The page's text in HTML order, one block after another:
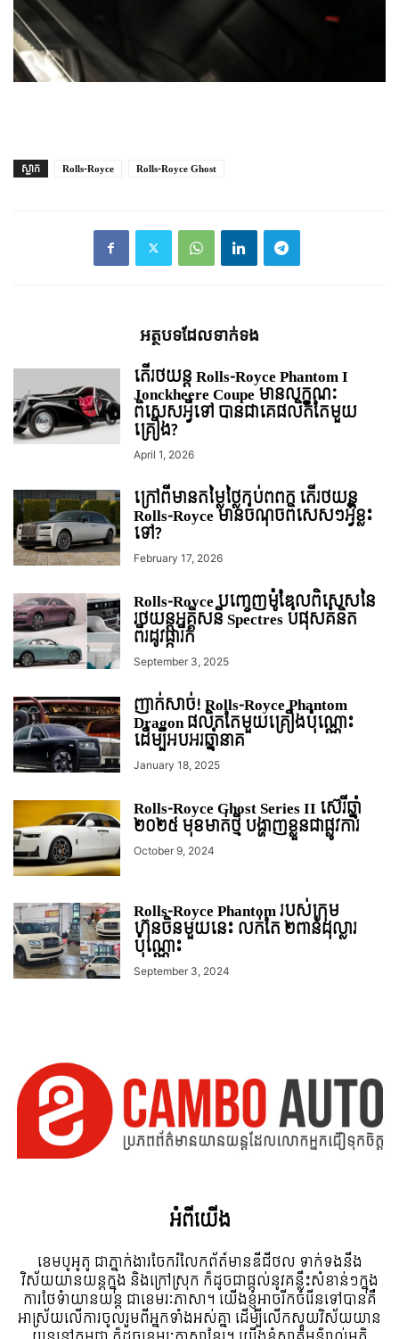
ស្លាក Rolls-Royce Rolls-Royce Ghost
អត្ថបទ​ដែល​ទាក់ទង
តើរថយន្ត Rolls-Royce Phantom I
Jonckheere Coupe មានលក្ខណៈ
ពិសេសអ្វីទៅ បានជាគេផលិតតែមួយ
គ្រឿង?
April 1, 2026
ក្រៅពីមានតម្លៃថ្លៃកប់ពពក តើរថយន្ត
Rolls-Royce មានចំណុចពិសេសៗអ្វីខ្លះ
ទៅ?
February 17, 2026
Rolls-Royce បញ្ចេញម៉ូឌែលពិសេសនៃ
រថយន្តអគ្គិសនី Spectres បំផុសគំនិត
ពីរដូវផ្ការីក
September 3, 2025
ញាក់សាច់! Rolls-Royce Phantom
Dragon ផលិតតែមួយគ្រឿងប៉ុណ្ណោះ
ដើម្បីអបអរឆ្នាំនាគ
January 18, 2025
Rolls-Royce Ghost Series II ស៊េរីឆ្នាំ
២០២៥ មុខមាត់ថ្មី បង្ហាញខ្លួនជាផ្លូវការ
October 9, 2024
Rolls-Royce Phantom របស់ក្រុម
ហ៊ុនចិនមួយនេះ លក់តែ ២ពាន់ដុល្លារ
ប៉ុណ្ណោះ
September 3, 2024
អំពី​យើង
ខេមបូអូតូ ជាភ្នាក់ងារចែករំលែកព័ត៍មានឌីជីថល ទាក់ទងនឹង
វិស័យយានយន្តក្នុង និងក្រៅស្រុក ក៏ដូចជាផ្តល់នូវគន្លឹះសំខាន់ៗក្នុង
ការថែទំាយានយន្ត ជាខេមរៈភាសា។ យើងខ្ញុំអាចរីកចំរើនទៅបានគឺ
អាស្រ័យលើការចូលរួមពីអ្នកទាំងអស់គ្នា ដើម្បីលើកស្ទួយវិស័យយាន